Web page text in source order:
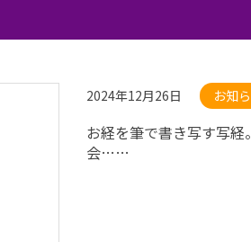
2024年12月26日 お知
お経を筆で書き写す写
会……